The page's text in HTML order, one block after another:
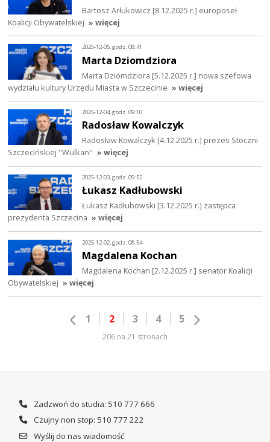
Bartosz Arłukowicz [8.12.2025 r.] europoseł
Koalicji Obywatelskiej » więcej
2025-12-05, godz. 08:41
Marta Dziomdziora
Marta Dziomdziora [5.12.2025 r.] nowa szefowa
wydziału kultury Urzędu Miasta w Szczecinie » więcej
2025-12-04, godz. 09:10
Radosław Kowalczyk
Radosław Kowalczyk [4.12.2025 r.] prezes Stoczni
Szczecińskiej "Wulkan" » więcej
2025-12-03, godz. 09:52
Łukasz Kadłubowski
Łukasz Kadłubowski [3.12.2025 r.] zastępca
prezydenta Szczecina » więcej
2025-12-02, godz. 08:54
Magdalena Kochan
Magdalena Kochan [2.12.2025 r.] senator Koalicji
Obywatelskiej » więcej
1 2 3 4 5
206 na 21 stronach
Zadzwoń do studia: 510 777 666
Czujny non stop: 510 777 222
Wyślij do nas wiadomość